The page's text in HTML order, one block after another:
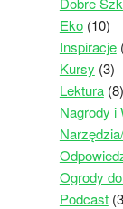
Eko(10)
Inspiracje
Kursy (3)
Lektura(8)
Nagrody i
Ogrody
Podcast